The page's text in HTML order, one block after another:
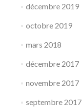
décembre 2019
octobre 2019
mars 2018
décembre 2017
novembre 2017
septembre 2017